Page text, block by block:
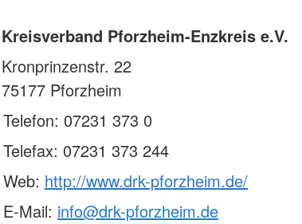
Kreisverband Pforzheim-Enzkreis e.V.
Kronprinzenstr. 22
75177 Pforzheim
Telefon: 07231 373 0
Telefax: 07231 373 244
Web: http://www.drk-pforzheim.de/
E-Mail: info@drk-pforzheim.de